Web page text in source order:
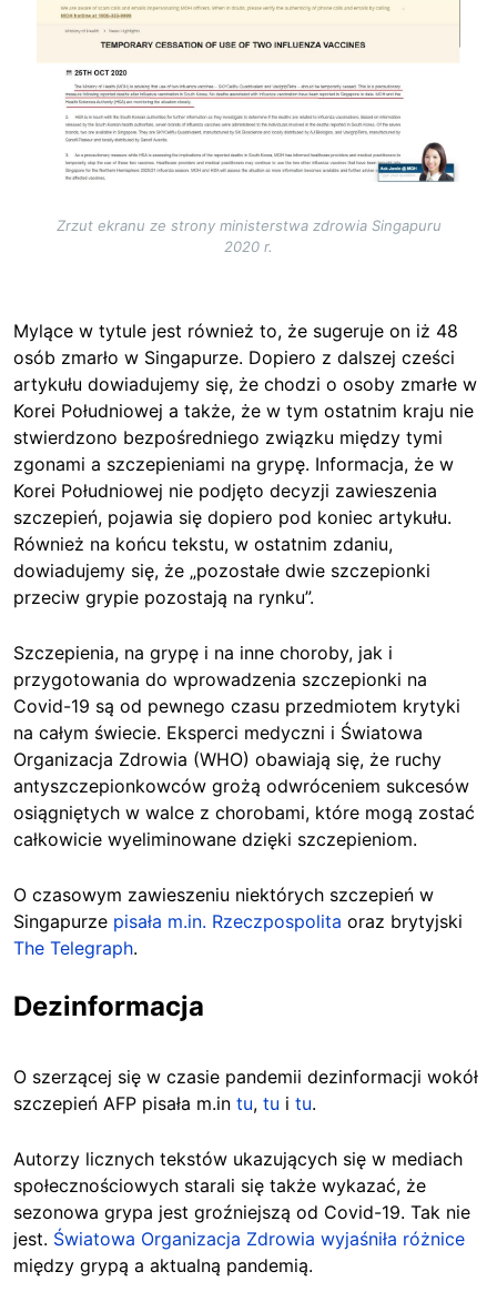
Zrzut ekranu ze strony ministerstwa zdrowia Singapuru
2020 r.
Mylące w tytule jest również to, że sugeruje on iż 48
osób zmarło w Singapurze. Dopiero z dalszej cześci
artykułu dowiadujemy się, że chodzi o osoby zmarłe w
Korei Południowej a także, że w tym ostatnim kraju nie
stwierdzono bezpośredniego związku między tymi
zgonami a szczepieniami na grypę. Informacja, że w
Korei Południowej nie podjęto decyzji zawieszenia
szczepień, pojawia się dopiero pod koniec artykułu.
Również na końcu tekstu, w ostatnim zdaniu,
dowiadujemy się, że „pozostałe dwie szczepionki
przeciw grypie pozostają na rynku”.
Szczepienia, na grypę i na inne choroby, jak i
przygotowania do wprowadzenia szczepionki na
Covid-19 są od pewnego czasu przedmiotem krytyki
na całym świecie. Eksperci medyczni i Światowa
Organizacja Zdrowia (WHO) obawiają się, że ruchy
antyszczepionkowców grożą odwróceniem sukcesów
osiągniętych w walce z chorobami, które mogą zostać
całkowicie wyeliminowane dzięki szczepieniom.
O czasowym zawieszeniu niektórych szczepień w
Singapurze pisała m.in. Rzeczpospolita oraz brytyjski
The Telegraph.
Dezinformacja
O szerzącej się w czasie pandemii dezinformacji wokół
szczepień AFP pisała m.in tu, tu i tu.
Autorzy licznych tekstów ukazujących się w mediach
społecznościowych starali się także wykazać, że
sezonowa grypa jest groźniejszą od Covid-19. Tak nie
jest. Światowa Organizacja Zdrowia wyjaśniła różnice
między grypą a aktualną pandemią.